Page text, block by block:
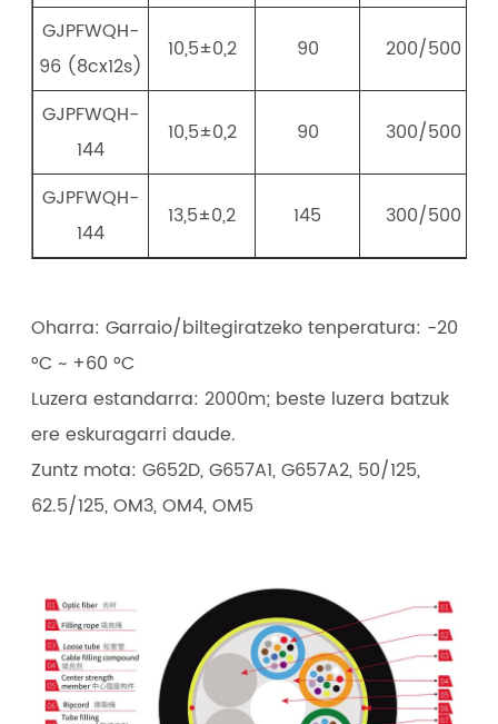
GJPFWQH-
96 (8cx12s)
10,5±0,2 90 200/500
GJPFWQH-
144
10,5±0,2 90 300/500
GJPFWQH-
144
13,5±0,2 145 300/500
Oharra: Garraio/biltegiratzeko tenperatura: -20
°C ~ +60 °C
Luzera estandarra: 2000m; beste luzera batzuk
ere eskuragarri daude.
Zuntz mota: G652D, G657A1, G657A2, 50/125,
62.5/125, OM3, OM4, OM5